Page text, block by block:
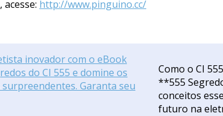
http://www.pinguino.cc/
Como o CI
**555
conceitos
futuro na